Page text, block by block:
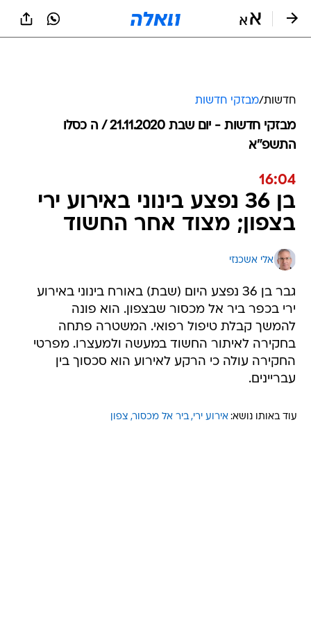
חדשות/מבזקי חדשות
מבזקי חדשות - יום שבת 21.11.2020 / ה כסלו
התשפ"א
16:04
בן 36 נפצע בינוני באירוע ירי
בצפון; מצוד אחר החשוד
אלי אשכנזי
גבר בן 36 נפצע היום (שבת) באורח בינוני באירוע
ירי בכפר ביר אל מכסור שבצפון. הוא פונה
להמשך קבלת טיפול רפואי. המשטרה פתחה
בחקירה לאיתור החשוד במעשה ולמעצרו. מפרטי
החקירה עולה כי הרקע לאירוע הוא סכסוך בין
עבריינים.
עוד באותו נושא: אירוע ירי ביר אל מכסור צפון